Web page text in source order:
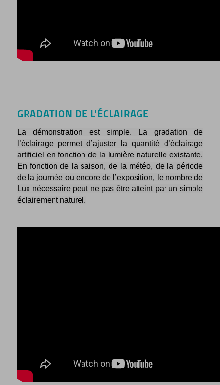
GRADATION DE L'ÉCLAIRAGE
La démonstration est simple. La gradation de
l’éclairage permet d’ajuster la quantité d’éclairage
artificiel en fonction de la lumière naturelle existante.
En fonction de la saison, de la météo, de la période
de la journée ou encore de l’exposition, le nombre de
Lux nécessaire peut ne pas être atteint par un simple
éclairement naturel.